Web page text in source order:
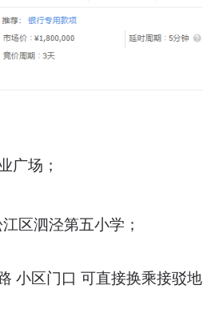
广场；
区泗泾第五小学；
小区门口 可直接换乘接驳地